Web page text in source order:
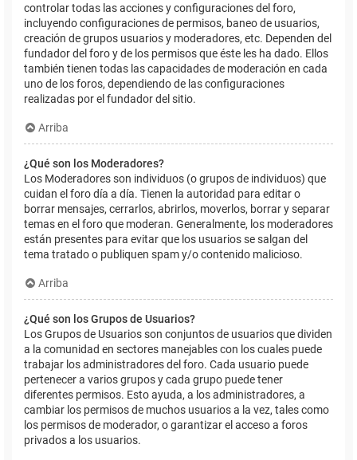
controlar todas las acciones y configuraciones del foro,
incluyendo configuraciones de permisos, baneo de usuarios,
creación de grupos usuarios y moderadores, etc. Dependen del
fundador del foro y de los permisos que éste les ha dado. Ellos
también tienen todas las capacidades de moderación en cada
uno de los foros, dependiendo de las configuraciones
realizadas por el fundador del sitio.
Arriba
¿Qué son los Moderadores?
Los Moderadores son individuos (o grupos de individuos) que
cuidan el foro día a día. Tienen la autoridad para editar o
borrar mensajes, cerrarlos, abrirlos, moverlos, borrar y separar
temas en el foro que moderan. Generalmente, los moderadores
están presentes para evitar que los usuarios se salgan del
tema tratado o publiquen spam y/o contenido malicioso.
Arriba
¿Qué son los Grupos de Usuarios?
Los Grupos de Usuarios son conjuntos de usuarios que dividen
a la comunidad en sectores manejables con los cuales puede
trabajar los administradores del foro. Cada usuario puede
pertenecer a varios grupos y cada grupo puede tener
diferentes permisos. Esto ayuda, a los administradores, a
cambiar los permisos de muchos usuarios a la vez, tales como
los permisos de moderador, o garantizar el acceso a foros
privados a los usuarios.